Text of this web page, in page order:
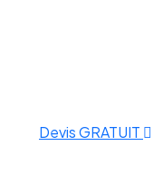
Devis GRATUIT